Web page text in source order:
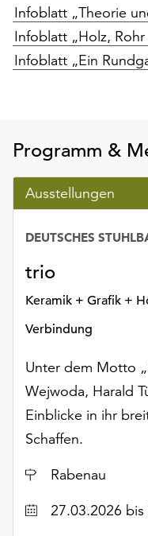
Infoblatt „Theorie
Infoblatt „Holz,
Infoblatt „Ein
Programm &
Ausstellungen
trio
Keramik + Grafik +
Verbindung
Unter dem Motto
Wejwoda, Harald
Einblicke in ihr
Schaffen.
Ort
Rabenau
Datum27.03.2026 bis